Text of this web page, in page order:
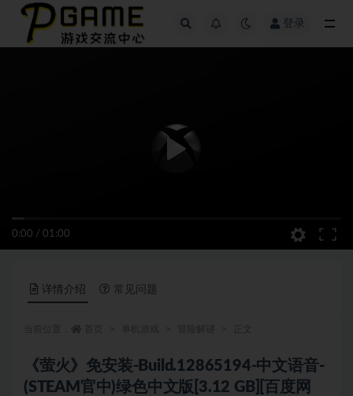
登录
0:00 / 01:00
详情介绍 常见问题
《萤火》免安装-Build.12865194-中文语音-
(STEAM官中)绿色中文版[3.12 GB][百度网
全部